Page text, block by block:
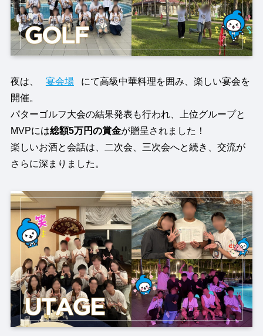
夜は、 宴会場
にて高級中華料理を囲み、楽しい宴会を
開催。
パターゴルフ大会の結果発表も行われ、上位グループと
MVPには総額5万円の賞金が贈呈されました！
楽しいお酒と会話は、二次会、三次会へと続き、交流が
さらに深まりました。